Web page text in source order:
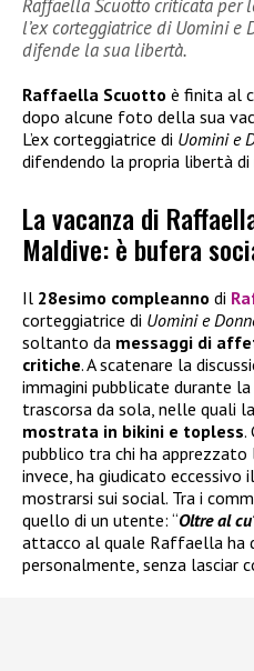
Raffaella Scuotto criticata
l’ex corteggiatrice di Uomini
difende la sua libertà.
Raffaella Scuotto è finita al
dopo alcune foto della sua
L’ex corteggiatrice di Uomini e
difendendo la propria libertà
La vacanza di
Maldive: è bufera
Il 28esimo compleanno di
corteggiatrice di Uomini e
soltanto da messaggi di
critiche. A scatenare la
immagini pubblicate durante
trascorsa da sola, nelle quali
mostrata in bikini e topless.
pubblico tra chi ha apprezzato
invece, ha giudicato eccessivo
mostrarsi sui social. Tra i
quello di un utente: “Oltre al
attacco al quale Raffaella ha
personalmente, senza lasciar